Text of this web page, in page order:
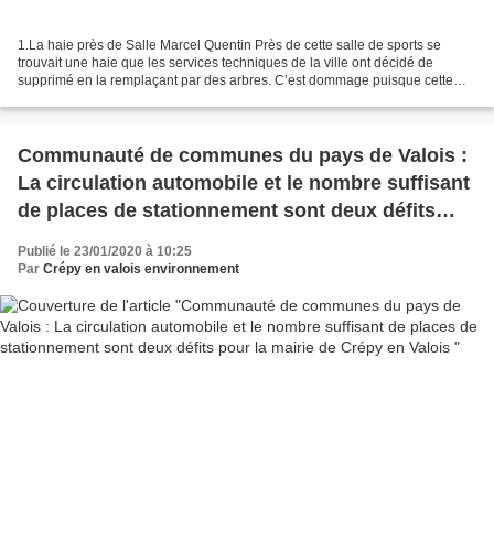
1.La haie près de Salle Marcel Quentin Près de cette salle de sports se
trouvait une haie que les services techniques de la ville ont décidé de
supprimé en la remplaçant par des arbres. C’est dommage puisque cette
Communauté de communes du pays de Valois :
La circulation automobile et le nombre suffisant
de places de stationnement sont deux défits
pour la mairie de Crépy en Valois
Publié le 23/01/2020 à 10:25
Par Crépy en valois environnement